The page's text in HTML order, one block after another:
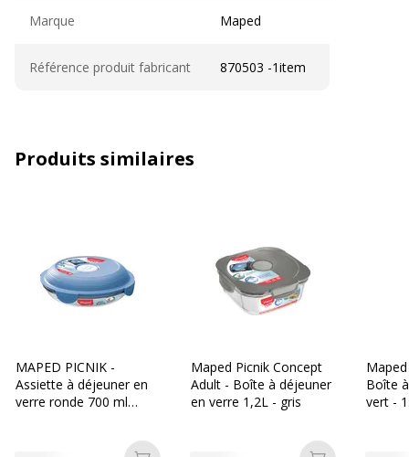
Marque Maped
Référence produit fabricant 870503 -1item
Produits similaires
MAPED PICNIK -
Assiette à déjeuner en
verre ronde 700 ml
Maped Picnik Concept
Adult - Boîte à déjeuner
en verre 1,2L - gris
Boîte
vert -